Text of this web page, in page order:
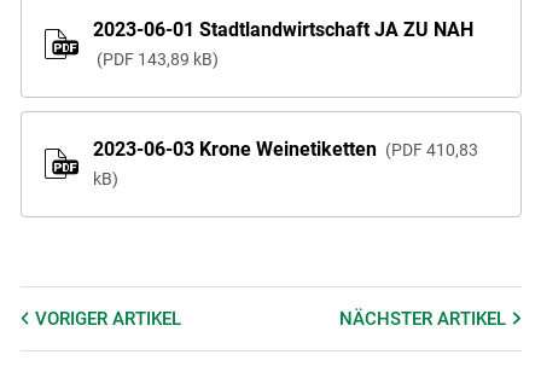
2023-06-01 Stadtlandwirtschaft JA ZU NAH
PDF 143,89 kB
2023-06-03 Krone Weinetiketten PDF 410,83
kB
VORIGER ARTIKEL NÄCHSTERARTIKEL